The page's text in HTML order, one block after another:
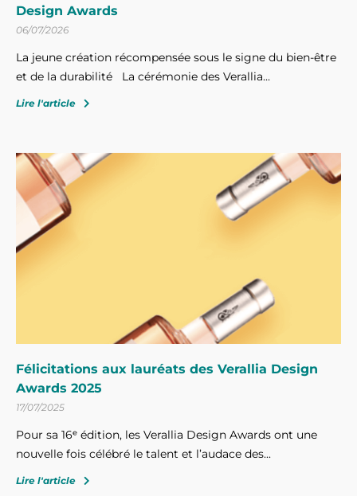
Design Awards
06/07/2026
La jeune création récompensée sous le signe du bien-être
et de la durabilité La cérémonie des Verallia...
Lire l'article
Félicitations aux lauréats des Verallia Design
Awards 2025
17/07/2025
Pour sa 16ᵉ édition, les Verallia Design Awards ont une
nouvelle fois célébré le talent et l’audace des...
Lire l'article